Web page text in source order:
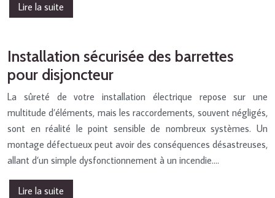
Lire la suite
Installation sécurisée des barrettes
pour disjoncteur
La sûreté de votre installation électrique repose sur une
multitude d’éléments, mais les raccordements, souvent négligés,
sont en réalité le point sensible de nombreux systèmes. Un
montage défectueux peut avoir des conséquences désastreuses,
allant d’un simple dysfonctionnement à un incendie….
Lire la suite